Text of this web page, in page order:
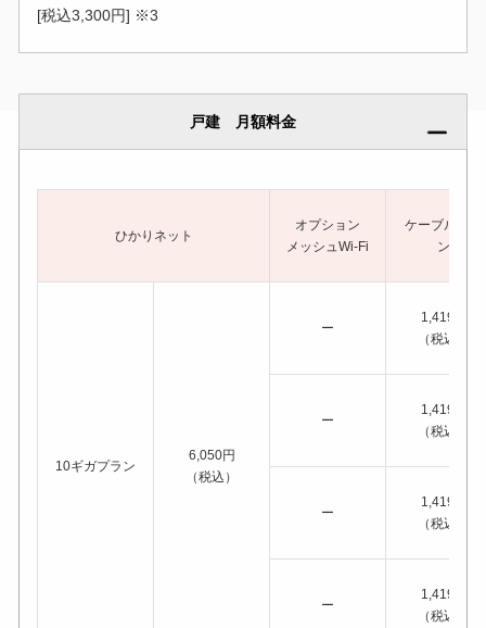
[税込3,300円] ※3
戸建 月額料金
ひかりネット
オプション
メッシュWi-Fi
ケーブルライ
ン
10ギガプラン
6,050円
（税込）
ー
1,419円
（税込）
ー
1,419円
（税込）
ー
1,419円
（税込）
ー
1,419円
（税込）